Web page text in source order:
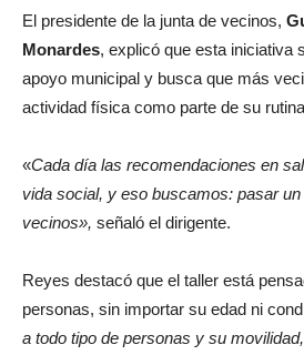
El presidente de la junta de vecinos,
Monardes, explicó que esta iniciativa
apoyo municipal y busca que más
actividad física como parte de su
«Cada día las recomendaciones en
vida social, y eso buscamos: pasar
vecinos», señaló el dirigente.
Reyes destacó que el taller está
personas, sin importar su edad ni
a todo tipo de personas y su